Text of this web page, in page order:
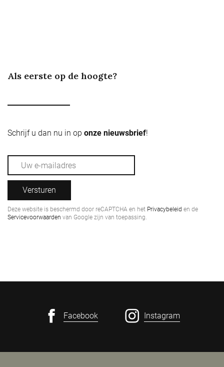
Als eerste op de hoogte?
Schrijf u dan nu in op onze nieuwsbrief!
Versturen
Deze website is beschermd door reCAPTCHA en het Privacybeleid en de
Servicevoorwaarden van Google zijn van toepassing.
Facebook Instagram